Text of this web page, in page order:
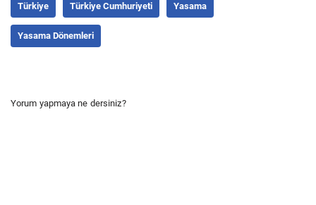
Türkiye Türkiye Cumhuriyeti Yasama
Yasama Dönemleri
Yorum yapmaya ne dersiniz?